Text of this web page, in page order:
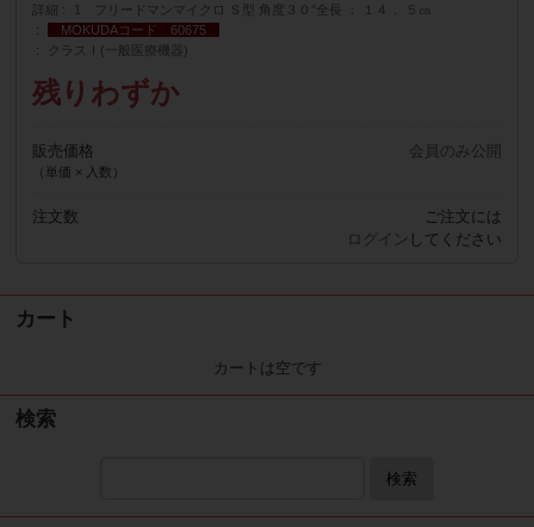
詳細
1 フリードマンマイクロ Ｓ型 角度３０°全長 ： １４． ５㎝
MOKUDAコード 60675
クラスⅠ(一般医療機器)
残りわずか
販売価格
（単価 × 入数）
会員のみ公開
注文数
ご注文には
ログイン してください
カート
カートは空です
検索
検索